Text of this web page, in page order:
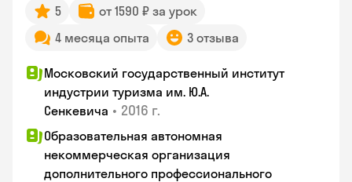
5
от 1590 ₽ за урок
4 месяца опыта
3 отзыва
Московский государственный институт
индустрии туризма им. Ю.А.
Сенкевича • 2016 г.
Образовательная автономная
некоммерческая организация
дополнительного профессионального